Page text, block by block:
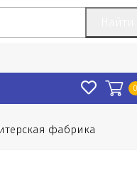
фабрика